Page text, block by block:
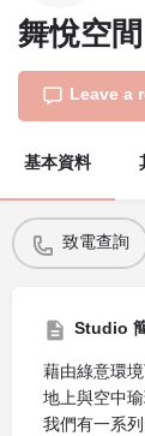
舞悅空
Leave a
基本資料
致電查詢
Studio
藉由綠意環
地上與空中
我們有一系